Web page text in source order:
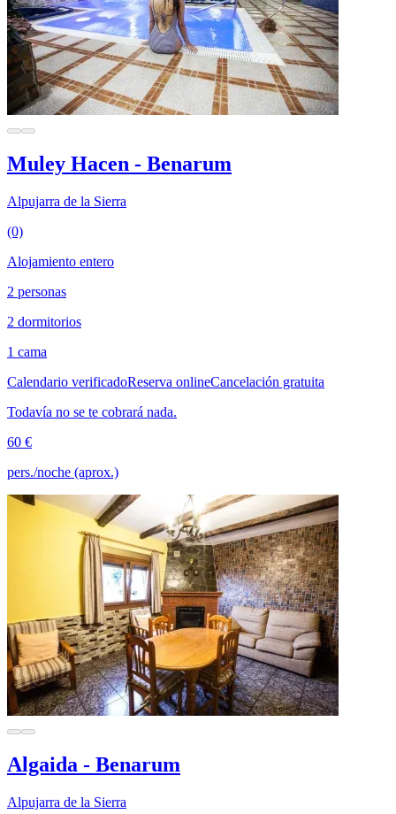
Muley Hacen - Benarum
Alpujarra de la Sierra
(0)
Alojamiento entero
2 personas
2 dormitorios
1 cama
Calendario verificadoReserva onlineCancelación gratuita
Todavía no se te cobrará nada.
60 €
pers./noche (aprox.)
Algaida - Benarum
Alpujarra de la Sierra